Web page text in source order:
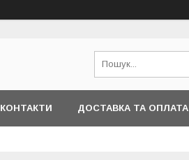
КОНТАКТИ ДОСТАВКА ТА ОПЛАТА